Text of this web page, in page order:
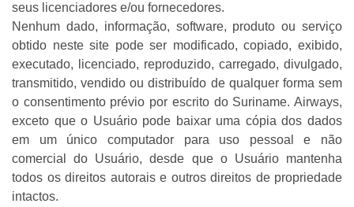
seus licenciadores e/ou fornecedores.
Nenhum dado, informação, software, produto ou serviço
obtido neste site pode ser modificado, copiado, exibido,
executado, licenciado, reproduzido, carregado, divulgado,
transmitido, vendido ou distribuído de qualquer forma sem
o consentimento prévio por escrito do Suriname. Airways,
exceto que o Usuário pode baixar uma cópia dos dados
em um único computador para uso pessoal e não
comercial do Usuário, desde que o Usuário mantenha
todos os direitos autorais e outros direitos de propriedade
intactos.